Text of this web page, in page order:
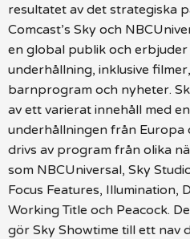
resultatet av det strategiska
Comcast’s Sky och
en global publik och
underhållning, inklusive
barnprogram och nyheter.
av ett varierat innehåll med
underhållningen från Europa
drivs av program från olika
som NBCUniversal, Sky
Focus Features, Illumination,
Working Title och Peacock.
gör Sky Showtime till ett nav